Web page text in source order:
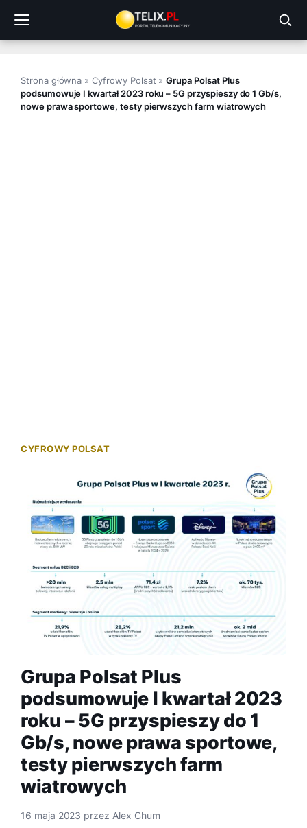
treści
Strona główna »Cyfrowy Polsat »Grupa Polsat Plus
podsumowuje I kwartał 2023 roku – 5G przyspieszy do 1 Gb/s,
nowe prawa sportowe, testy pierwszych farm wiatrowych
CYFROWY POLSAT
Grupa Polsat Plus
podsumowuje I kwartał 2023
roku – 5G przyspieszy do 1
Gb/s, nowe prawa sportowe,
testy pierwszych farm
wiatrowych
16 maja 2023 przez Alex Chum